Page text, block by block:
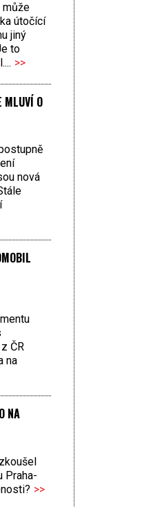
může
útočící
jiný
to
>>
MLUVÍ O
nová
ČR
na
NA
Praha-
>>